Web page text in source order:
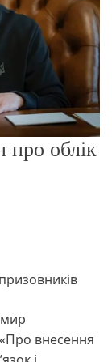
про облік
внесення